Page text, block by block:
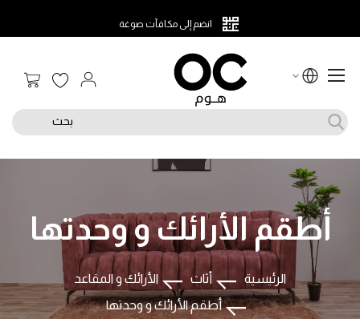
انضم إلى مكافآت صوغة
سلة
بحث
الرئيسية أثاث
الأرائك و المقاعد
أطقم الأرائك و وحدتها
أطقم الأرائك و وحدتها